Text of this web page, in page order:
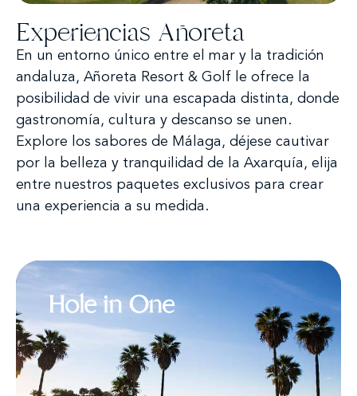
Experiencias Añoreta
En un entorno único entre el mar y la tradición
andaluza, Añoreta Resort & Golf le ofrece la
posibilidad de vivir una escapada distinta, donde
gastronomía, cultura y descanso se unen.
Explore los sabores de Málaga, déjese cautivar
por la belleza y tranquilidad de la Axarquía, elija
entre nuestros paquetes exclusivos para crear
una experiencia a su medida.
Hole in One